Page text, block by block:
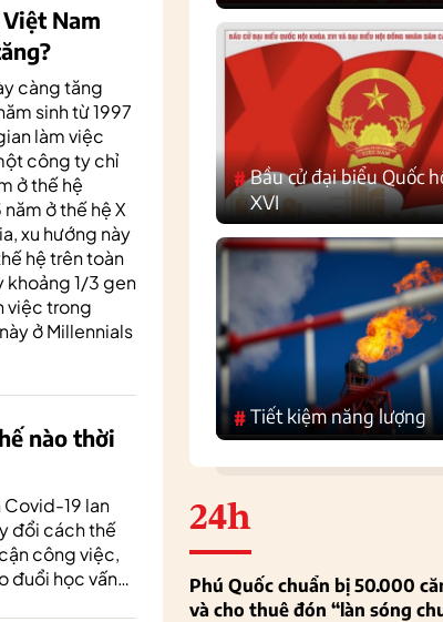
Nam
càng tăng
sinh từ 1997
làm việc
công ty chỉ
ở thế hệ
ở thế hệ X
xu hướng này
hệ trên toàn
khoảng 1/3 gen
việc trong
ở Millennials
nào thời
19 lan
đổi cách thế
công việc,
đuổi học vấn…
#Bầu cử đại biểu Quốc
XVI
#Tiết kiệm năng lượng
24h
Phú Quốc chuẩn bị 50.000
và cho thuê đón “làn sóng